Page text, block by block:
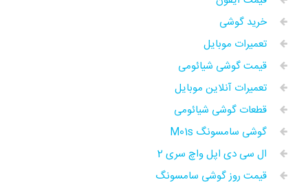
خرید گوشی
تعمیرات موبایل
قیمت گوشی شیائومی
تعمیرات آنلاین موبایل
قطعات گوشی شیائومی
گوشی سامسونگ M01s
ال سی دی اپل واچ سری 2
قیمت روز گوشی سامسونگ